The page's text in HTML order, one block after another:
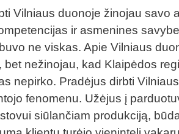
Vilniaus duonoje žinojau savo
ir asmenines
ne viskas. Apie Vilniaus
bet nežinojau, kad Klaipėdos
nepirko. Pradėjus dirbti
fenomenu. Užėjus į
siūlančiam produkciją,